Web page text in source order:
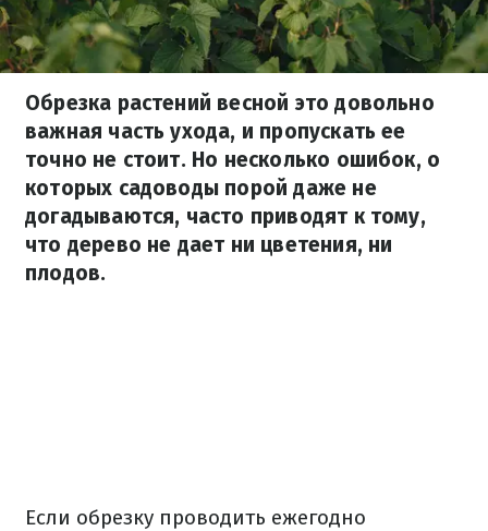
Обрезка растений весной это довольно
важная часть ухода, и пропускать ее
точно не стоит. Но несколько ошибок, о
которых садоводы порой даже не
догадываются, часто приводят к тому,
что дерево не дает ни цветения, ни
плодов.
Если обрезку проводить ежегодно